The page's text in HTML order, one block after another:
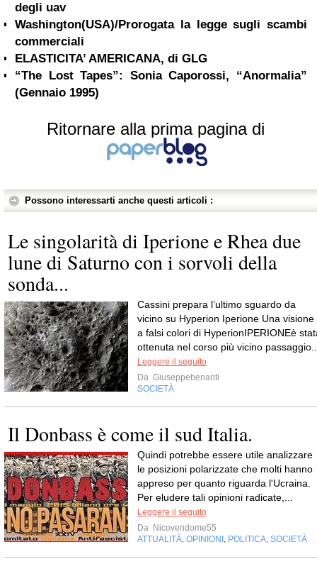
degli uav
Washington(USA)/Prorogata la legge sugli scambi
commerciali
ELASTICITA’ AMERICANA, di GLG
“The Lost Tapes”: Sonia Caporossi, “Anormalia”
(Gennaio 1995)
Ritornare alla prima pagina di
Possono interessarti anche questi articoli :
Le singolarità di Iperione e Rhea due
lune di Saturno con i sorvoli della
sonda...
Cassini prepara l’ultimo sguardo da
vicino su Hyperion Iperione Una visione
a falsi colori di HyperionIPERIONEè
ottenuta nel corso più vicino
Leggere il seguito
Da Giuseppebenanti
SOCIETÀ
Il Donbass è come il sud Italia.
Quindi potrebbe essere utile analizzare
le posizioni polarizzate che molti hanno
appreso per quanto riguarda l'Ucraina.
Per eludere tali opinioni radicate,...
Leggere il seguito
Da Nicovendome55
ATTUALITÀ OPINIONI POLITICA SOCIETÀ